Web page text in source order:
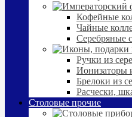
Кофейные
Чайные
Серебряные
Ручки из
Ионизаторы
Брелоки из
Расчески,
Столовые прочие